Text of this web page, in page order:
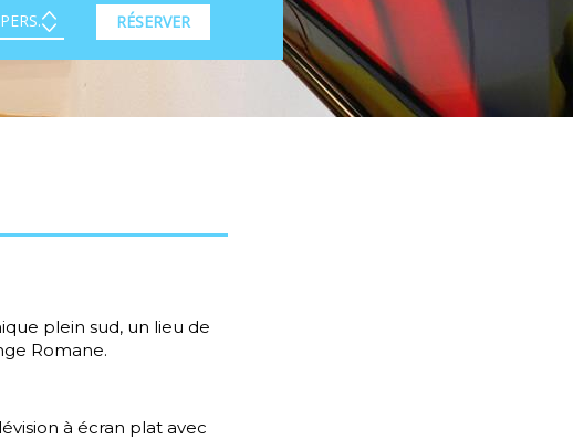
RÉSERVER
plein sud, un lieu de
Romane.
à écran plat avec